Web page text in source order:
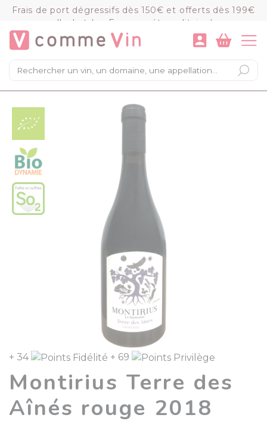
Frais de port dégressifs dès 150€ et offerts dès 199€
d'achat (en France métropolitaine)
×
Mon panier
Chargement du panier...
VOIR LE PANIER COMMANDER
+ 34 + 69
Montirius Terre des
Aînés rouge 2018
Panneau de gestion des cookies